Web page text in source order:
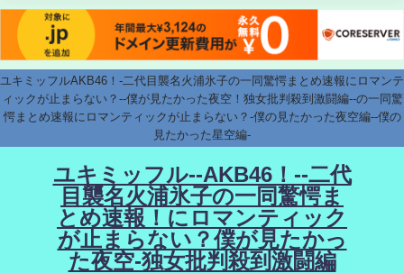
ユキミッフルAKB46！-二代目襲名火浦氷子の一同驚愕まとめ速報にロマンテ
ィックが止まらない？--僕が見たかった夜空！独女批判殺到激闘編--の一同驚
愕まとめ速報にロマンティックが止まらない？-僕の見たかった夜空編--僕の
見たかった星空編-
ユキミッフル--AKB46！--二代
目襲名火浦氷子の一同驚愕ま
とめ速報！にロマンティック
が止まらない？僕が見たかっ
た夜空-独女批判殺到激闘編